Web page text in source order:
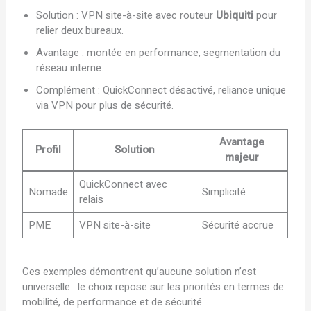
Solution : VPN site-à-site avec routeur Ubiquitipour
relier deux bureaux.
Avantage : montée en performance, segmentation du
réseau interne.
Complément : QuickConnect désactivé, reliance unique
via VPN pour plus de sécurité.
Profil Solution
Avantage
majeur
Nomade
QuickConnect avec
relais
Simplicité
PME VPN site-à-site Sécurité accrue
Ces exemples démontrent qu’aucune solution n’est
universelle : le choix repose sur les priorités en termes de
mobilité, de performance et de sécurité.